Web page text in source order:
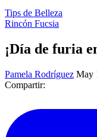
Tips de Belleza
Rincón Fucsia
¡Día de furia
Pamela Rodríguez May
Compartir: